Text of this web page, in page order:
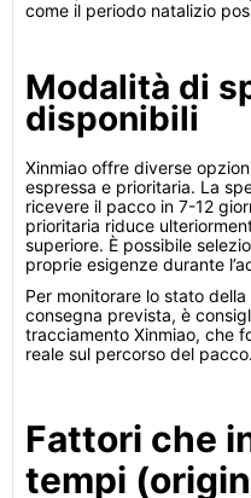
come il periodo natalizio
Modalità di
disponibili
Xinmiao offre diverse
espressa e prioritaria. La
ricevere il pacco in 7-12
prioritaria riduce
superiore. È possibile
proprie esigenze durante
Per monitorare lo stato
consegna prevista, è
tracciamento Xinmiao, che
reale sul percorso del pacco.
Fattori che
tempi